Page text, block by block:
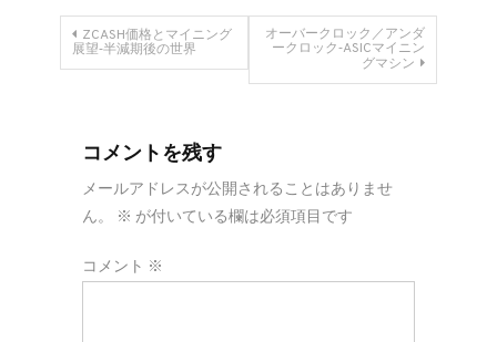
投
ナ
ビ
ゲ
ー
ZCASH価格とマイニング
展望‐半減期後の世界
オーバークロック／アンダ
ークロック‐ASICマイニン
グマシン
コメントを残す
メールアドレスが公開されることはありませ
ん。
※ が付いている欄は必須項目です
コメント ※